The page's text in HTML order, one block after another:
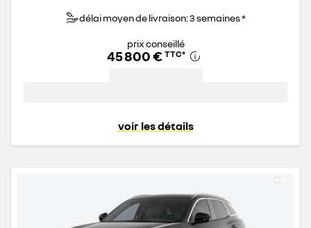
délai moyen de livraison: 3 semaines *
prix conseillé
45 800 € TTC*
voir les détails